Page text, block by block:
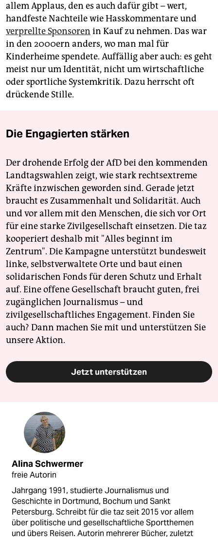
allem Applaus, den es auch dafür gibt – wert,
handfeste Nachteile wie Hasskommentare und
verprellte Sponsoren in Kauf zu nehmen. Das war
in den 2000ern anders, wo man mal für
Kinderheime spendete. Auffällig aber auch: es geht
meist nur um Identität, nicht um wirtschaftliche
oder sportliche Systemkritik. Dazu herrscht oft
drückende Stille.
Die Engagierten stärken
Der drohende Erfolg der AfD bei den kommenden
Landtagswahlen zeigt, wie stark rechtsextreme
Kräfte inzwischen geworden sind. Gerade jetzt
braucht es Zusammenhalt und Solidarität. Auch
und vor allem mit den Menschen, die sich vor Ort
für eine starke Zivilgesellschaft einsetzen. Die taz
kooperiert deshalb mit "Alles beginnt im
Zentrum". Die Kampagne unterstützt bundesweit
linke, selbstverwaltete Orte und baut einen
solidarischen Fonds für deren Schutz und Erhalt
auf. Eine offene Gesellschaft braucht guten, frei
zugänglichen Journalismus – und
zivilgesellschaftliches Engagement. Finden Sie
auch? Dann machen Sie mit und unterstützen Sie
unsere Aktion.
Jetzt unterstützen
Alina Schwermer
freie Autorin
Jahrgang 1991, studierte Journalismus und
Geschichte in Dortmund, Bochum und Sankt
Petersburg. Schreibt für die taz seit 2015 vor allem
über politische und gesellschaftliche Sportthemen
und übers Reisen. Autorin mehrerer Bücher, zuletzt